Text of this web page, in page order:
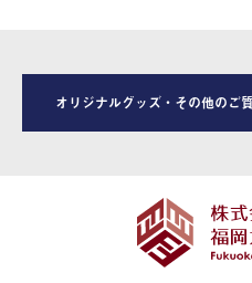
オリジナルグッズ・その他のご